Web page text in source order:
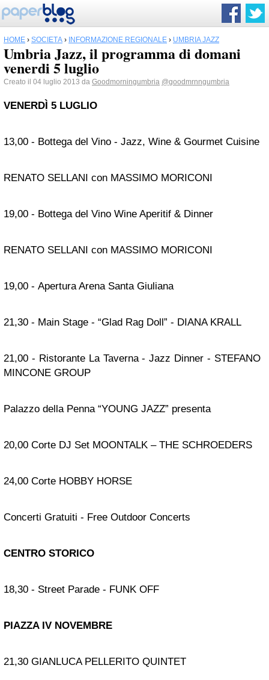
HOME › SOCIETÀ › INFORMAZIONE REGIONALE › UMBRIA JAZZ
Umbria Jazz, il programma di domani
venerdi 5 luglio
Creato il 04 luglio 2013 da Goodmorningumbria @goodmrnngumbria
VENERDÌ 5 LUGLIO
13,00 - Bottega del Vino - Jazz, Wine & Gourmet Cuisine
RENATO SELLANI con MASSIMO MORICONI
19,00 - Bottega del Vino Wine Aperitif & Dinner
RENATO SELLANI con MASSIMO MORICONI
19,00 - Apertura Arena Santa Giuliana
21,30 - Main Stage - “Glad Rag Doll” - DIANA KRALL
21,00 - Ristorante La Taverna - Jazz Dinner - STEFANO
MINCONE GROUP
Palazzo della Penna “YOUNG JAZZ” presenta
20,00 Corte DJ Set MOONTALK – THE SCHROEDERS
24,00 Corte HOBBY HORSE
Concerti Gratuiti - Free Outdoor Concerts
CENTRO STORICO
18,30 - Street Parade - FUNK OFF
PIAZZA IV NOVEMBRE
21,30 GIANLUCA PELLERITO QUINTET